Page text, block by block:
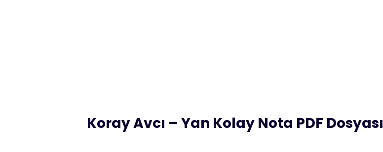
Koray Avcı – Yan Kolay Nota PDF Dosyası